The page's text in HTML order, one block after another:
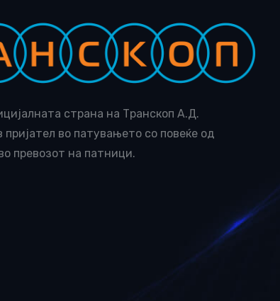
страна на Транскоп А.Д.
во патувањето со повеќе од
превозот на патници.